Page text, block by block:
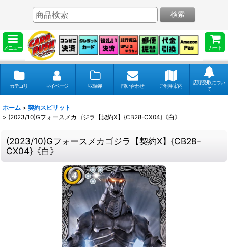
メニュー カート
検索
カテゴリ マイページ 収録弾 問い合わせ ご利用案内
店頭受取につい
て
ホーム > 契約スピリット
> (2023/10)Gフォースメカゴジラ【契約X】{CB28-CX04}《白》
(2023/10)Gフォースメカゴジラ【契約X】{CB28-
CX04}《白》